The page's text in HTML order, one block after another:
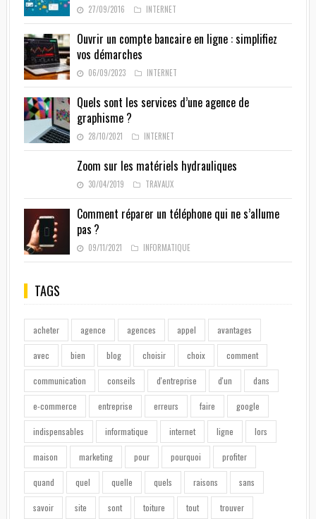
27/09/2016 INTERNET
Ouvrir un compte bancaire en ligne : simplifiez
vos démarches
06/09/2023 INTERNET
Quels sont les services d’une agence de
graphisme ?
28/10/2021 INTERNET
Zoom sur les matériels hydrauliques
30/04/2019 TRAVAUX
Comment réparer un téléphone qui ne s’allume
pas ?
09/11/2021 INFORMATIQUE
TAGS
acheter agence agences appel avantages
avec bien blog choisir choix comment
communication conseils d'entreprise d'un dans
e-commerce entreprise erreurs faire google
indispensables informatique internet ligne lors
maison marketing pour pourquoi profiter
quand quel quelle quels raisons sans
savoir site sont toiture tout trouver